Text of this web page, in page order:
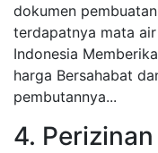
dokumen
terdapatnya mata
Indonesia
harga Bersahabat
pembutannya...
4.